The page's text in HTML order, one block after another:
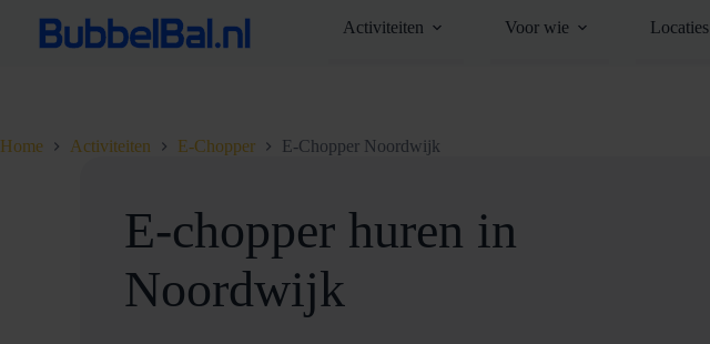
Activiteiten Voor wie Locaties
Home Activiteiten E-Chopper E-Chopper Noordwijk
E-chopper huren in
Noordwijk